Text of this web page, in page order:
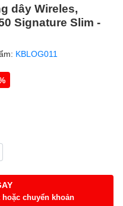
dây Wireles,
Signature Slim -
KBLOG011
chuyển khoản